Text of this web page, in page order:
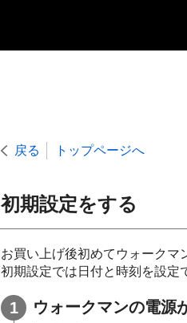
戻る トップページへ
初期設定をする
お買い上げ後初めてウォークマ
初期設定では日付と時刻を設定
ウォークマンの電源